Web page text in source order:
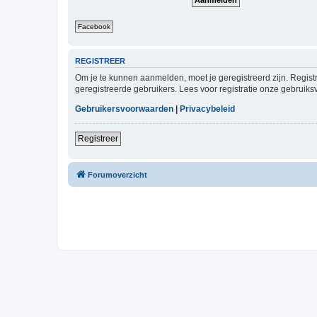
Facebook
REGISTREER
Om je te kunnen aanmelden, moet je geregistreerd zijn.
geregistreerde gebruikers. Lees voor registratie onze
Gebruikersvoorwaarden | Privacybeleid
Registreer
Forumoverzicht